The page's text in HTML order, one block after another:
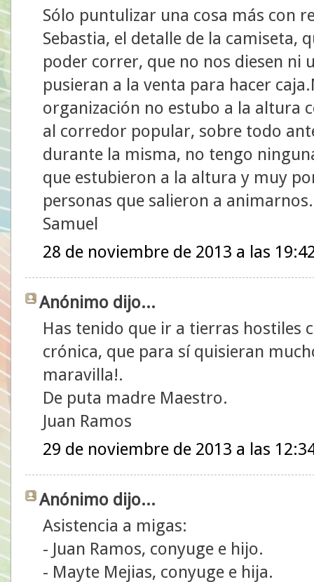
Sólo puntulizar una cosa más con
Sebastia, el detalle de la camiseta,
poder correr, que no nos diesen ni
pusieran a la venta para hacer
organización no estubo a la altura
al corredor popular, sobre todo
durante la misma, no tengo
que estubieron a la altura y muy
personas que salieron a animarnos.
Samuel
28 de noviembre de 2013 a las
Anónimo dijo...
Has tenido que ir a tierras hostiles
crónica, que para sí quisieran
maravilla!.
De puta madre Maestro.
Juan Ramos
29 de noviembre de 2013 a las
Anónimo dijo...
Asistencia a migas:
- Juan Ramos, conyuge e hijo.
- Mayte Mejias, conyuge e hija.